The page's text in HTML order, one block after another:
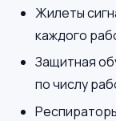
Жилеты
каждого
Защитная
по числу